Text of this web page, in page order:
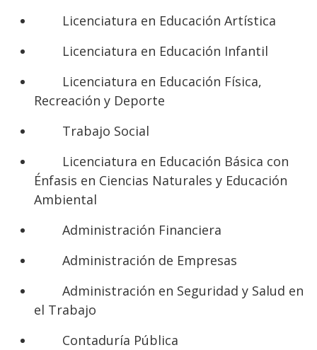
Licenciatura en Educación Artística
Licenciatura en Educación Infantil
Licenciatura en Educación Física,
Recreación y Deporte
Trabajo Social
Licenciatura en Educación Básica con
Énfasis en Ciencias Naturales y Educación
Ambiental
Administración Financiera
Administración de Empresas
Administración en Seguridad y Salud en
el Trabajo
Contaduría Pública